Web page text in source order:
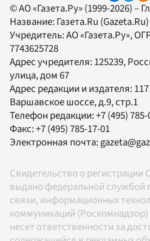
© АО «Газета.Ру» (1999-2026) –
Название: Газета.Ru (Gazeta.Ru)
Учредитель:АО «Газета.Ру»,
7743625728
Адрес учредителя: 125239,
улица, дом 67
Адрес редакции и издателя:
Варшавское шоссе, д.9, стр.1
Телефон редакции:+7 (495)
Факс:+7 (495) 785-17-01
Электронная почта:
Свидетельство о
выдано федеральной службой
связи, информационных
коммуникаций (Роскомнадзор)
несет ответственности за